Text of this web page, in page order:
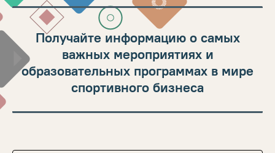
Получайте информацию о самых
важных мероприятиях и
образовательных программах в мире
спортивного бизнеса